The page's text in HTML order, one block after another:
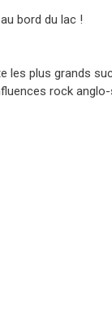
bord du lac !
les plus grands
rock